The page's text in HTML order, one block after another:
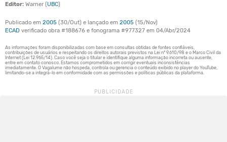
Editor: Warner (UBC)
Publicado em 2005 (30/Out) e lançado em 2005 (15/Nov)
ECAD verificado obra #188676 e fonograma #977327 em 04/Abr/2024